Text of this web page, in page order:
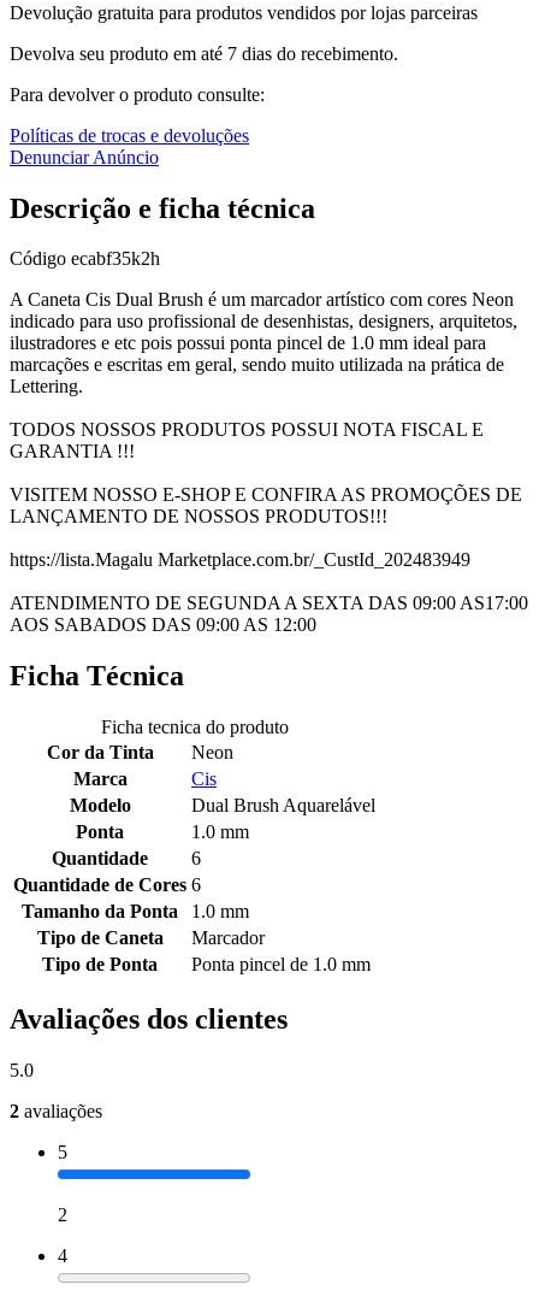
Devolução gratuita para produtos vendidos por lojas parceiras
Devolva seu produto em até 7 dias do recebimento.
Para devolver o produto consulte:
Políticas de trocas e devoluções
Denunciar Anúncio
Descrição e ficha técnica
Código ecabf35k2h
A Caneta Cis Dual Brush é um marcador artístico com cores Neon
indicado para uso profissional de desenhistas, designers, arquitetos,
ilustradores e etc pois possui ponta pincel de 1.0 mm ideal para
marcações e escritas em geral, sendo muito utilizada na prática de
Lettering.
TODOS NOSSOS PRODUTOS POSSUI NOTA FISCAL E
GARANTIA !!!
VISITEM NOSSO E-SHOP E CONFIRA AS PROMOÇÕES DE
LANÇAMENTO DE NOSSOS PRODUTOS!!!
https://lista.Magalu Marketplace.com.br/_CustId_202483949
ATENDIMENTO DE SEGUNDA A SEXTA DAS 09:00 AS17:00
AOS SABADOS DAS 09:00 AS 12:00
Ficha Técnica
Ficha tecnica do produto
Cor da Tinta
Neon
Marca
Cis
Modelo
Dual Brush Aquarelável
Ponta
1.0 mm
Quantidade
6
Quantidade de Cores 6
Tamanho da Ponta
1.0 mm
Tipo de Caneta
Marcador
Tipo de Ponta
Ponta pincel de 1.0 mm
Avaliações dos clientes
5.0
2 avaliações
5
2
4